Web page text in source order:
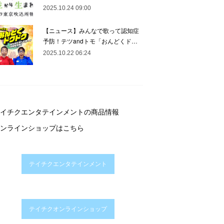
2025.10.24 09:00
【ニュース】みんなで歌って認知症
予防！テツandトモ「おんどくド…
2025.10.22 06:24
チクエンタテインメントの商品情報
ラインショップはこちら
テイチクエンタテインメント
テイチクオンラインショップ